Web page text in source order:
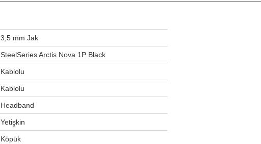
‎3,5 mm Jak
‎SteelSeries Arctis Nova 1P Black
‎Kablolu
‎Kablolu
‎Headband
‎Yetişkin
‎Köpük